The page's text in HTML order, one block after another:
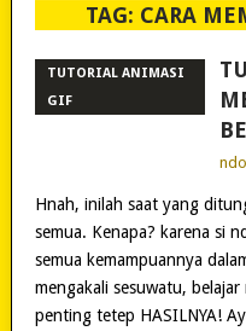
TAG: CARA
TUTORIAL ANIMASI
GIF
Hnah, inilah saat yang
semua. Kenapa? karena si
semua kemampuannya
mengakali sesuwatu,
penting tetep HASILNYA!